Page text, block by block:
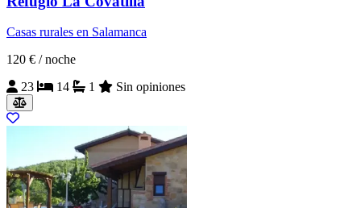
Casas rurales en Salamanca
120 € / noche
23
14 1 Sin opiniones